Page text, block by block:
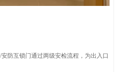
安防互锁门通过两级安检流程，为出入口